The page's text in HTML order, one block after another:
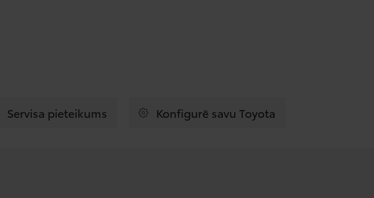
Servisa pieteikums Konfigurē savu Toyota